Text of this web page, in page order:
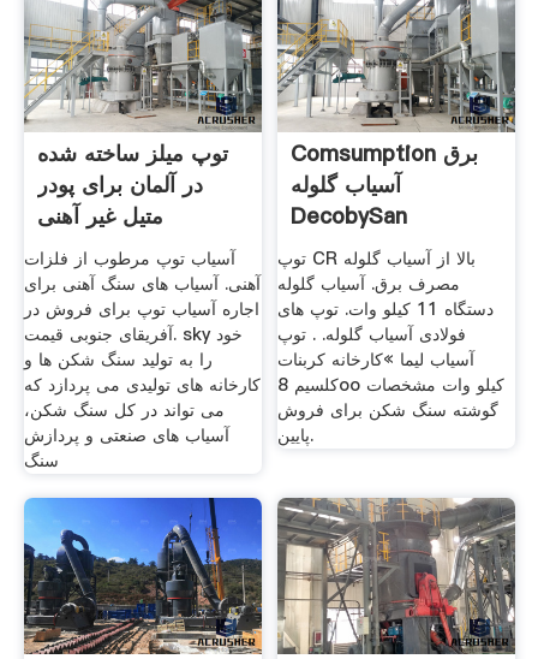
توپ میلز ساخته شده
در آلمان برای پودر
متیل غیر آهنی
آسیاب توپ مرطوب از فلزات
آهنی. آسیاب های سنگ آهنی برای
اجاره آسیاب توپ برای فروش در
آفریقای جنوبی قیمت. sky خود
را به تولید سنگ شکن ها و
کارخانه های تولیدی می پردازد که
می تواند در کل سنگ شکن،
آسیاب های صنعتی و پردازش
سنگ
Comsumption برق
آسیاب گلوله
DecobySan
توپ CR بالا از آسیاب گلوله
مصرف برق. آسیاب گلوله
دستگاه 11 کیلو وات. توپ های
فولادی آسیاب گلوله. . توپ
آسیاب لیما »کارخانه کربنات
کلسیم 8oo کیلو وات مشخصات
گوشته سنگ شکن برای فروش
پایین.